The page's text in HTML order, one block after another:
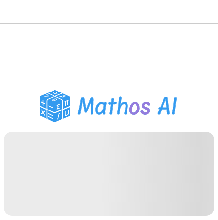
Assistant Devoirs PDF
Outils d'étude